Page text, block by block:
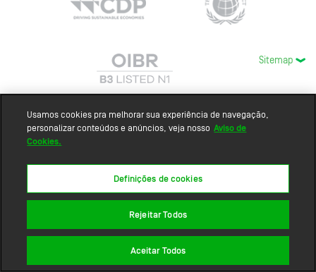
Sitemap
Usamos cookies pra melhorar sua experiência de navegação,
personalizar conteúdos e anúncios, veja nosso Aviso de
Cookies.
Definições de cookies
Rejeitar Todos
Aceitar Todos